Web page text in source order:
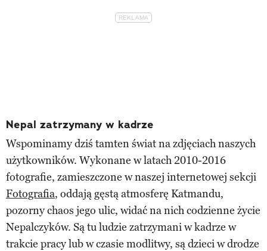
Nepal zatrzymany w kadrze
Wspominamy dziś tamten świat na zdjęciach naszych
użytkowników. Wykonane w latach 2010-2016
fotografie, zamieszczone w naszej internetowej sekcji
Fotografia, oddają gęstą atmosferę Katmandu,
pozorny chaos jego ulic, widać na nich codzienne życie
Nepalczyków. Są tu ludzie zatrzymani w kadrze w
trakcie pracy lub w czasie modlitwy, są dzieci w drodze